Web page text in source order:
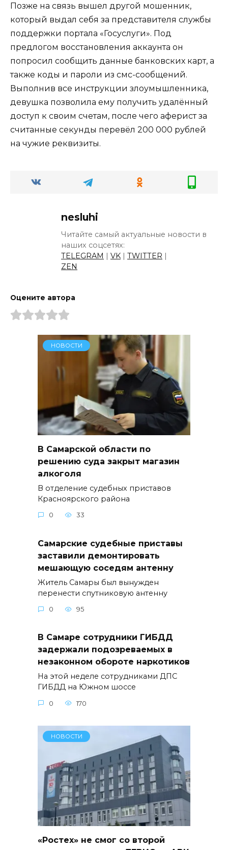
Позже на связь вышел другой мошенник,
который выдал себя за представителя службы
поддержки портала «Госуслуги». Под
предлогом восстановления аккаунта он
попросил сообщить данные банковских карт, а
также коды и пароли из смс-сообщений.
Выполнив все инструкции злоумышленника,
девушка позволила ему получить удалённый
доступ к своим счетам, после чего аферист за
считанные секунды перевёл 200 000 рублей
на чужие реквизиты.
nesluhi
Читайте самый актуальные новости в
наших соцсетях:
TELEGRAM | VK | TWITTER |
ZEN
Оцените автора
НОВОСТИ
В Самарской области по
решению суда закрыт магазин
алкоголя
В отделение судебных приставов
Красноярского района
0 33
Самарские судебные приставы
заставили демонтировать
мешающую соседям антенну
Житель Самары был вынужден
перенести спутниковую антенну
0 95
В Самаре сотрудники ГИБДД
задержали подозреваемых в
незаконном обороте наркотиков
На этой неделе сотрудниками ДПС
ГИБДД на Южном шоссе
0 170
НОВОСТИ
«Ростех» не смог со второй